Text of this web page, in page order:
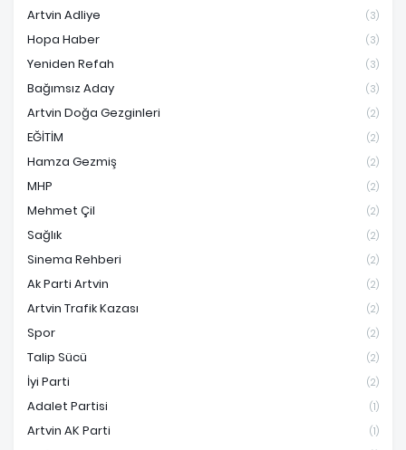
Artvin Adliye (3)
Hopa Haber (3)
Yeniden Refah (3)
Bağımsız Aday (3)
Artvin Doğa Gezginleri (2)
EĞİTİM (2)
Hamza Gezmiş (2)
MHP (2)
Mehmet Çil (2)
Sağlık (2)
Sinema Rehberi (2)
Ak Parti Artvin (2)
Artvin Trafik Kazası (2)
Spor (2)
Talip Sücü (2)
İyi Parti (2)
Adalet Partisi (1)
Artvin AK Parti (1)